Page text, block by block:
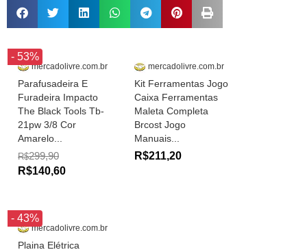
- 53%
mercadolivre.com.br
Parafusadeira E
Furadeira Impacto
The Black Tools Tb-
21pw 3/8 Cor
Amarelo...
R$299,90
R$140,60
mercadolivre.com.br
Kit Ferramentas Jogo
Caixa Ferramentas
Maleta Completa
Brcost Jogo
Manuais...
R$211,20
- 43%
mercadolivre.com.br
Plaina Elétrica